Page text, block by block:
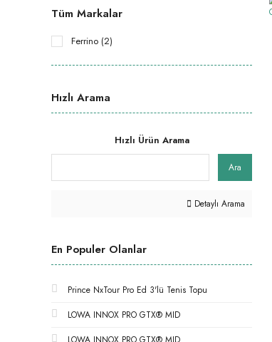
Tüm Markalar
Ferrino (2)
Hızlı Arama
Hızlı Ürün Arama
Ara
Detaylı Arama
En Populer Olanlar
Prince NxTour Pro Ed 3'lü Tenis Topu
LOWA INNOX PRO GTX® MID